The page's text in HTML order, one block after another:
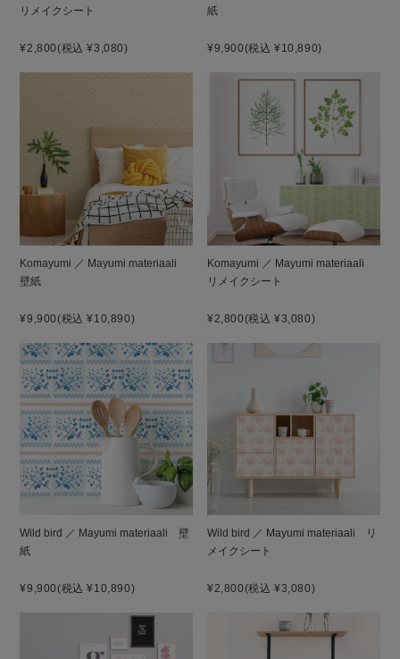
リメイクシート
¥2,800(税込 ¥3,080)
紙
¥9,900(税込 ¥10,890)
Komayumi ／ Mayumi materiaali
壁紙
¥9,900(税込 ¥10,890)
Komayumi ／ Mayumi materiaali
リメイクシート
¥2,800(税込 ¥3,080)
Wild bird ／ Mayumi materiaali 壁
紙
¥9,900(税込 ¥10,890)
Wild bird ／ Mayumi materiaali リ
メイクシート
¥2,800(税込 ¥3,080)